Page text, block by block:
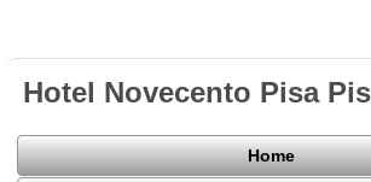
Hotel Novecento Pisa
Home